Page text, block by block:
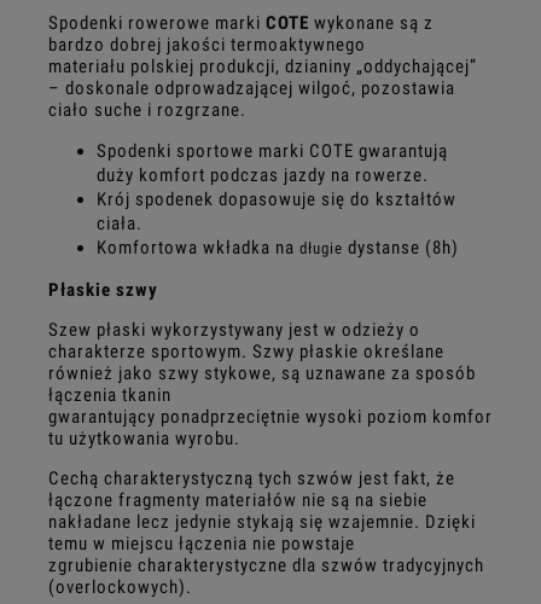
Spodenki rowerowe marki COTE wykonane są z
bardzo dobrej jakości termoaktywnego
materiału polskiej produkcji, dzianiny „oddychającej”
– doskonale odprowadzającej wilgoć, pozostawia
ciało suche i rozgrzane.
Spodenki sportowe marki COTE gwarantują
duży komfort podczas jazdy na rowerze.
Krój spodenek dopasowuje się do kształtów
ciała.
Komfortowa wkładka na długie dystanse (8h)
Płaskie szwy
Szew płaski wykorzystywany jest w odzieży o
charakterze sportowym. Szwy płaskie określane
również jako szwy stykowe, są uznawane za sposób
łączenia tkanin
gwarantujący ponadprzeciętnie wysoki poziom komfor
tu użytkowania wyrobu.
Cechą charakterystyczną tych szwów jest fakt, że
łączone fragmenty materiałów nie są na siebie
nakładane lecz jedynie stykają się wzajemnie. Dzięki
temu w miejscu łączenia nie powstaje
zgrubienie charakterystyczne dla szwów tradycyjnych
(overlockowych).